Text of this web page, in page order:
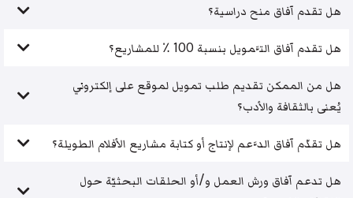
هل تقدم آفاق منح دراسية؟
هل تقدم آفاق التَّمويل بنسبة 100 ٪ للمشاريع؟
هل من الممكن تقديم طلب تمويل لموقع على إلكتروني
يُعنى بالثقافة والأدب؟
هل تقدّم آفاق الدَّعم لإنتاج أو كتابة مشاريع الأفلام الطويلة؟
هل تدعم آفاق ورش العمل و/أو الحلقات البحثيّة حول